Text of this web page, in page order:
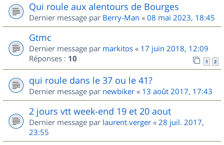
Qui roule aux alentours de Bourges
Dernier message par Berry-Man « 08 mai 2023, 18:45
Gtmc
Dernier message par markitos « 17 juin 2018, 12:09
Réponses : 10 1 2
qui roule dans le 37 ou le 41?
Dernier message par newbiker « 13 août 2017, 17:43
2 jours vtt week-end 19 et 20 aout
Dernier message par laurent.verger « 28 juil. 2017,
23:55